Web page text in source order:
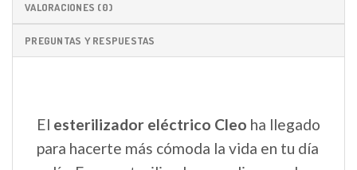
VALORACIONES (0)
PREGUNTAS Y RESPUESTAS
El esterilizador eléctrico Cleo ha llegado
para hacerte más cómoda la vida en tu día